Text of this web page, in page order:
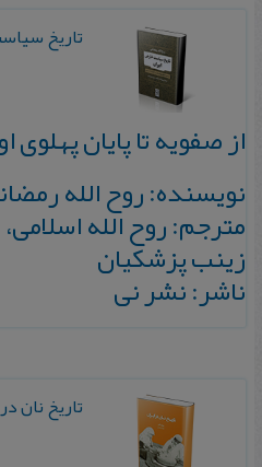
تاریخ
از صفویه تا پایان پهلوی
نویسنده: روح الله
مترجم: روح الله اسلامی،
زینب پزشکیان
ناشر: نشر نی
تاریخ نان